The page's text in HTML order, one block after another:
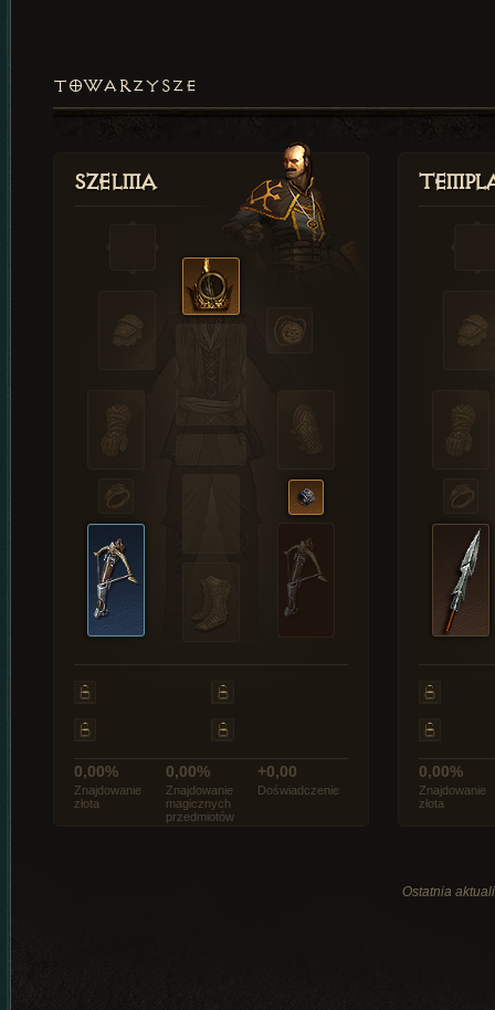
TOWARZYSZE
Szelma
0,00%
Znajdowanie
złota
0,00%
Znajdowanie
magicznych
przedmiotów
+0,00
Doświadczenie
0,00%
Znajdowanie
złota
Ostatnia